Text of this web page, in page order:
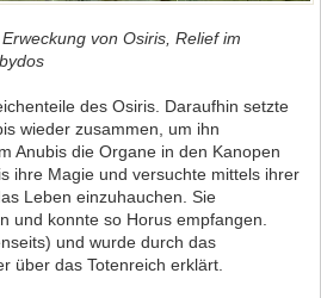
von Osiris, Relief im
des Osiris. Daraufhin setzte
wieder zusammen, um ihn
Anubis die Organe in den Kanopen
ihre Magie und versuchte mittels ihrer
Leben einzuhauchen. Sie
und konnte so Horus empfangen.
und wurde durch das
über das Totenreich erklärt.